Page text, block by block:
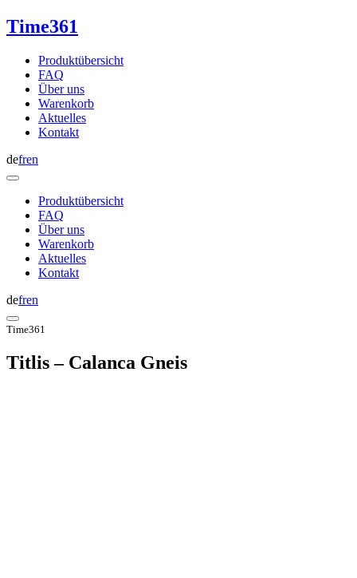
Time361
Produktübersicht
FAQ
Über uns
Warenkorb
Aktuelles
Kontakt
defren
Produktübersicht
FAQ
Über uns
Warenkorb
Aktuelles
Kontakt
defren
Time361
Titlis – Calanca Gneis